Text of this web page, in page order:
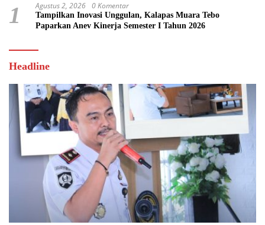
1 Agustus 2, 2026 0 Komentar
Tampilkan Inovasi Unggulan, Kalapas Muara Tebo
Paparkan Anev Kinerja Semester I Tahun 2026
Headline